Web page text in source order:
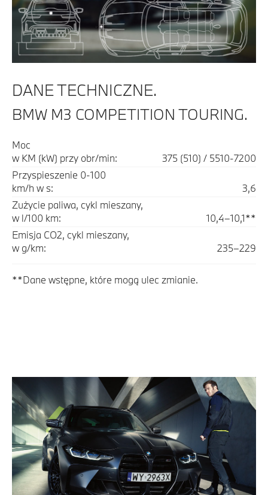
DANE TECHNICZNE.
BMW M3 COMPETITION TOURING.
Moc
w KM (kW) przy obr/min:
375 (510) / 5510-7200
Przyspieszenie 0-100
km/h w s:
3,6
Zużycie paliwa, cykl mieszany,
w l/100 km:
10,4–10,1**
Emisja CO2, cykl mieszany,
w g/km:
235–229
**Dane wstępne, które mogą ulec zmianie.